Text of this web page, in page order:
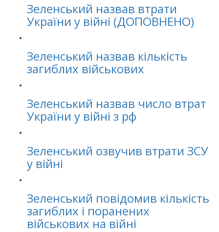
Зеленський назвав втрати
України у війні (ДОПОВНЕНО)
Зеленський назвав кількість
загиблих військових
Зеленський назвав число втрат
України у війні з рф
Зеленський озвучив втрати ЗСУ
у війні
Зеленський повідомив кількість
загиблих і поранених
військових на війні